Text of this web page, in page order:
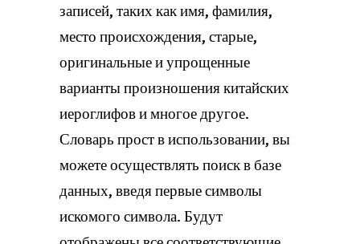
записей, таких как имя, фамилия,
место происхождения, старые,
оригинальные и упрощенные
варианты произношения китайских
иероглифов и многое другое.
Словарь прост в использовании, вы
можете осуществлять поиск в базе
данных, введя первые символы
искомого символа. Будут